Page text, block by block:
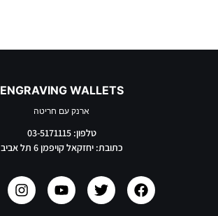
ENGRAVING WALLETS
ארנק עם חריטה
טלפון: 03-5171115
כתובת: יחזקאל קויפמן 6 תל אביב